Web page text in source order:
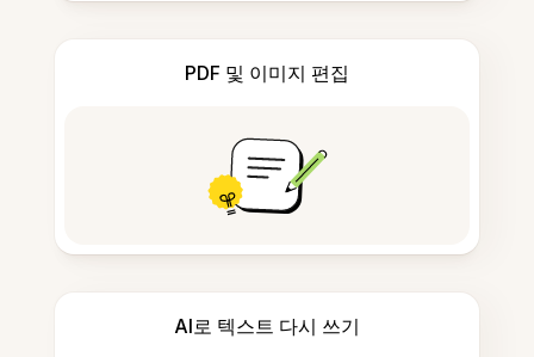
PDF 및 이미지 편집
AI로 텍스트 다시 쓰기